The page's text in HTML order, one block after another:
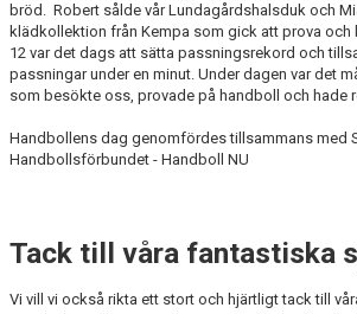
KLUBBSHOP
MATCHER
GUNNESBOHALLEN
bröd. Robert sålde vår Lundagårdshalsduk och
klädkollektion från Kempa som gick att prova och
12 var det dags att sätta passningsrekord och
passningar under en minut. Under dagen var det
som besökte oss, provade på handboll och hade
Handbollens dag genomfördes tillsammans med
Handbollsförbundet - Handboll NU
Tack till våra fantastiska
Vi vill vi också rikta ett stort och hjärtligt tack till